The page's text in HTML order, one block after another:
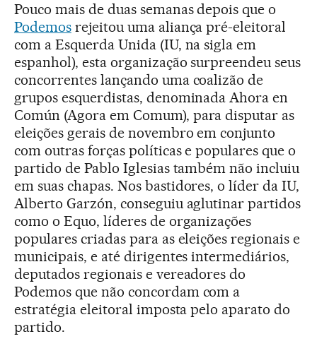
Pouco mais de duas semanas depois que o
Podemosrejeitou uma aliança pré-eleitoral
com a Esquerda Unida (IU, na sigla em
espanhol), esta organização surpreendeu seus
concorrentes lançando uma coalizão de
grupos esquerdistas, denominada Ahora en
Común (Agora em Comum), para disputar as
eleições gerais de novembro em conjunto
com outras forças políticas e populares que o
partido de Pablo Iglesias também não incluiu
em suas chapas. Nos bastidores, o líder da IU,
Alberto Garzón, conseguiu aglutinar partidos
como o Equo, líderes de organizações
populares criadas para as eleições regionais e
municipais, e até dirigentes intermediários,
deputados regionais e vereadores do
Podemos que não concordam com a
estratégia eleitoral imposta pelo aparato do
partido.